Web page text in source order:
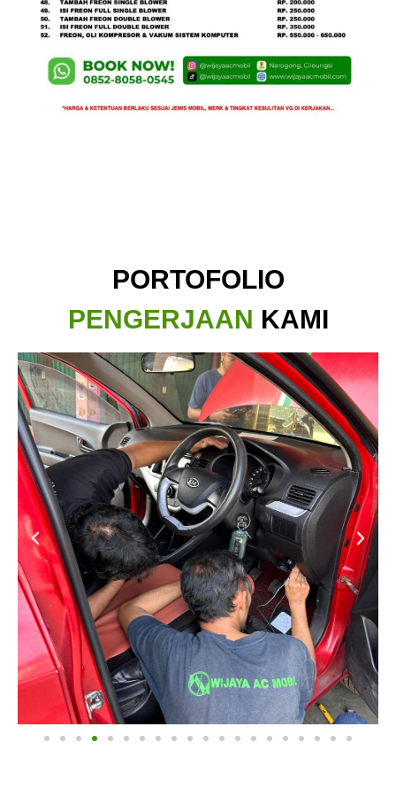
PORTOFOLIO
PENGERJAAN KAMI